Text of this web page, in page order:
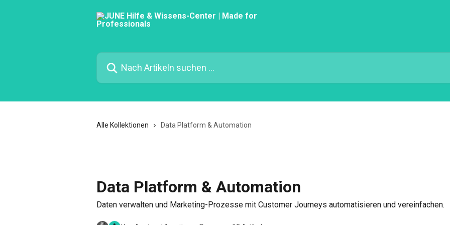
Nach Artikeln suchen …
Alle Kollektionen Data Platform & Automation
Data Platform & Automation
Daten verwalten und Marketing-Prozesse mit Customer Journeys automatisieren und vereinfachen.